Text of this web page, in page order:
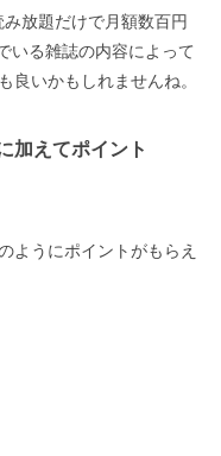
放題だけで月額数百円
いる雑誌の内容によって
良いかもしれませんね。
加えてポイント
ようにポイントがもらえ